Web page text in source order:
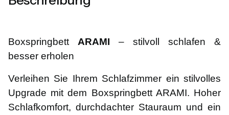
Boxspringbett ARAMI – stilvoll schlafen &
besser erholen
Verleihen Sie Ihrem Schlafzimmer ein stilvolles
Upgrade mit dem Boxspringbett ARAMI. Hoher
Schlafkomfort, durchdachter Stauraum und ein